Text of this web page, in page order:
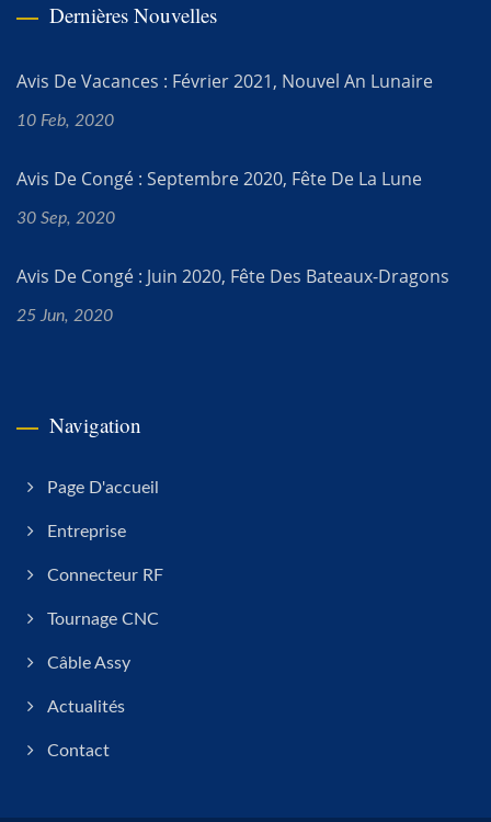
Dernières Nouvelles
Avis De Vacances : Février 2021, Nouvel An Lunaire
10 Feb, 2020
Avis De Congé : Septembre 2020, Fête De La Lune
30 Sep, 2020
Avis De Congé : Juin 2020, Fête Des Bateaux-Dragons
25 Jun, 2020
Navigation
Page D'accueil
Entreprise
Connecteur RF
Tournage CNC
Câble Assy
Actualités
Contact